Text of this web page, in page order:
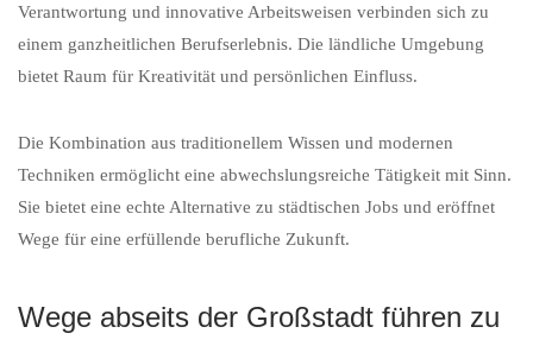
Verantwortung und innovative Arbeitsweisen verbinden sich zu
einem ganzheitlichen Berufserlebnis. Die ländliche Umgebung
bietet Raum für Kreativität und persönlichen Einfluss.
Die Kombination aus traditionellem Wissen und modernen
Techniken ermöglicht eine abwechslungsreiche Tätigkeit mit Sinn.
Sie bietet eine echte Alternative zu städtischen Jobs und eröffnet
Wege für eine erfüllende berufliche Zukunft.
Wege abseits der Großstadt führen zu